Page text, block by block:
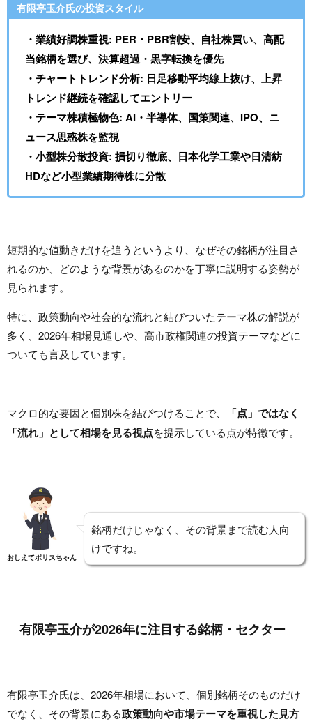
有限亭玉介氏の投資スタイル
・業績好調株重視: PER・PBR割安、自社株買い、高配
当銘柄を選び、決算超過・黒字転換を優先
・チャートトレンド分析: 日足移動平均線上抜け、上昇
トレンド継続を確認してエントリー
・テーマ株積極物色: AI・半導体、国策関連、IPO、ニ
ュース思惑株を監視
・小型株分散投資: 損切り徹底、日本化学工業や日清紡
HDなど小型業績期待株に分散
短期的な値動きだけを追うというより、なぜその銘柄が注目さ
れるのか、どのような背景があるのかを丁寧に説明する姿勢が
見られます。
特に、政策動向や社会的な流れと結びついたテーマ株の解説が
多く、2026年相場見通しや、高市政権関連の投資テーマなどに
ついても言及しています。
マクロ的な要因と個別株を結びつけることで、
「点」ではなく
「流れ」として相場を見る視点を提示している点が特徴です。
おしえてポリスちゃん
銘柄だけじゃなく、その背景まで読む人向
けですね。
有限亭玉介が2026年に注目する銘柄・セクター
有限亭玉介氏は、2026年相場において、個別銘柄そのものだけ
でなく、その背景にある政策動向や市場テーマを重視した見方